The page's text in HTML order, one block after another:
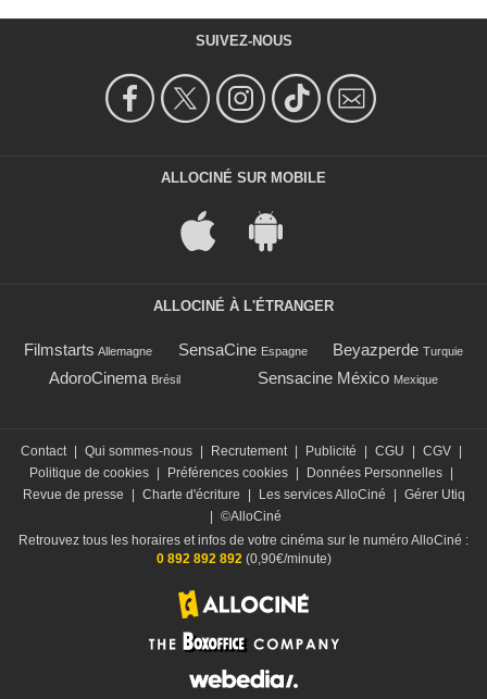
SUIVEZ-NOUS
ALLOCINÉ SUR MOBILE
ALLOCINÉ À L'ÉTRANGER
Filmstarts Allemagne SensaCine Espagne Beyazperde Turquie
AdoroCinema Brésil Sensacine México Mexique
Contact Qui sommes-nous Recrutement Publicité CGU CGV
Politique de cookies
Préférences cookies Données Personnelles
Revue de presse
Charte d'écriture Les services AlloCiné
Gérer Utiq
©AlloCiné
Retrouvez tous les horaires et infos de votre cinéma sur le numéro AlloCiné :
0 892 892 892(0,90€/minute)